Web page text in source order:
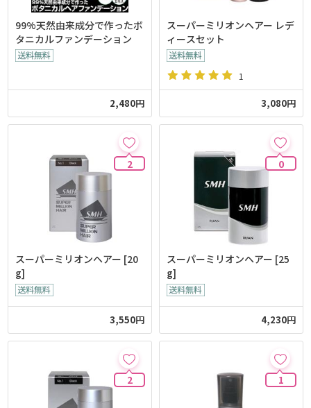
99%天然由来成分で作ったボ
タニカルファンデーション
2,480円
スーパーミリオンヘアー レデ
ィースセット
1
3,080円
2
スーパーミリオンヘアー [20
g]
3,550円
0
スーパーミリオンヘアー [25
g]
4,230円
2 1